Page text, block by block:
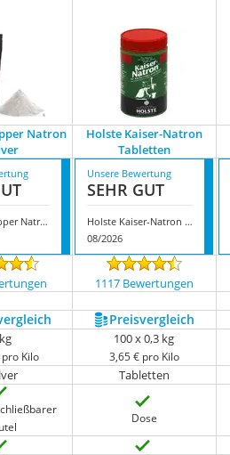
Natron
Holste Kaiser-Natron
Tabletten
Hanse & Pepper Natron Pulver
Unsere Bewertung
SEHR GUT
Holste Kaiser-Natron Tabletten
08/2026
1117 Bewertungen
Preis­vergleich
Kilo
100 x 0,3 kg
3,65 € pro Kilo
Tabletten
Dose